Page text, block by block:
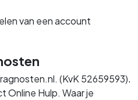
van een account
(KvK 52659593).
Online Hulp. Waar je